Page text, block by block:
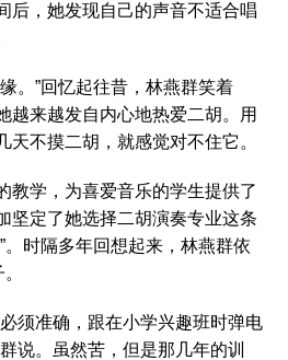
后，她发现自己的声音不适合唱
。”回忆起往昔，林燕群笑着
越来越发自内心地热爱二胡。用
天不摸二胡，就感觉对不住它。
教学，为喜爱音乐的学生提供了
坚定了她选择二胡演奏专业这条
。时隔多年回想起来，林燕群依
须准确，跟在小学兴趣班时弹电
说。虽然苦，但是那几年的训